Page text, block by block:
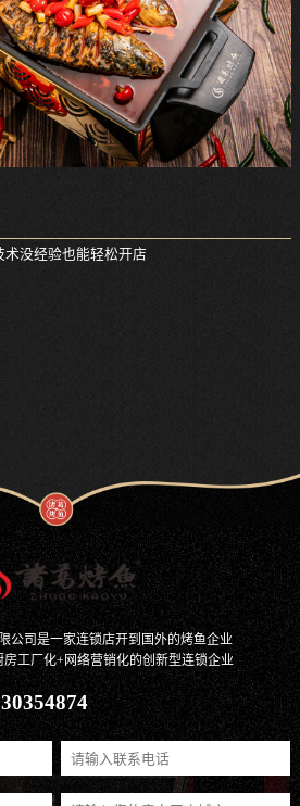
没经验也能轻松开店
公司是一家连锁店开到国外的烤鱼企业
工厂化+网络营销化的创新型连锁企业